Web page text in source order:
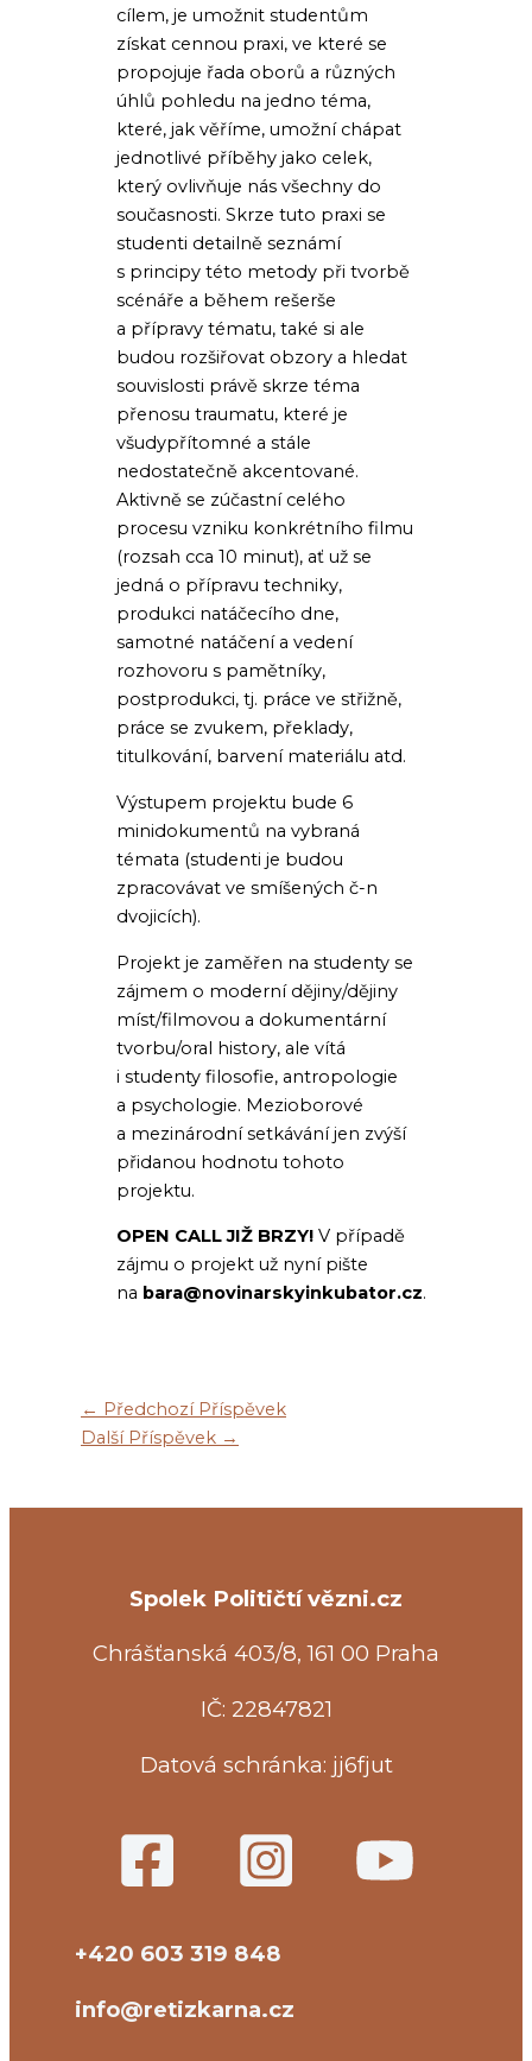
cílem, je umožnit studentům
získat cennou praxi, ve které se
propojuje řada oborů a různých
úhlů pohledu na jedno téma,
které, jak věříme, umožní chápat
jednotlivé příběhy jako celek,
který ovlivňuje nás všechny do
současnosti. Skrze tuto praxi se
studenti detailně seznámí
s principy této metody při tvorbě
scénáře a během rešerše
a přípravy tématu, také si ale
budou rozšiřovat obzory a hledat
souvislosti právě skrze téma
přenosu traumatu, které je
všudypřítomné a stále
nedostatečně akcentované.
Aktivně se zúčastní celého
procesu vzniku konkrétního filmu
(rozsah cca 10 minut), ať už se
jedná o přípravu techniky,
produkci natáčecího dne,
samotné natáčení a vedení
rozhovoru s pamětníky,
postprodukci, tj. práce ve střižně,
práce se zvukem, překlady,
titulkování, barvení materiálu atd.
Výstupem projektu bude 6
minidokumentů na vybraná
témata (studenti je budou
zpracovávat ve smíšených č-n
dvojicích).
Projekt je zaměřen na studenty se
zájmem o moderní dějiny/dějiny
míst/filmovou a dokumentární
tvorbu/oral history, ale vítá
i studenty filosofie, antropologie
a psychologie. Mezioborové
a mezinárodní setkávání jen zvýší
přidanou hodnotu tohoto
projektu.
OPEN CALL JIŽ BRZY! V případě
zájmu o projekt už nyní pište
na bara@novinarskyinkubator.cz.
← Předchozí Příspěvek
Další Příspěvek →
Spolek Političtí vězni.cz
Chrášťanská 403/8, 161 00 Praha
IČ: 22847821
Datová schránka: jj6fjut
+420 603 319 848
info@retizkarna.cz